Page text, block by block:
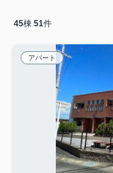
45棟 51件
アパート